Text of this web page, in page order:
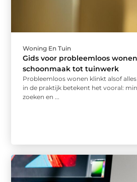
Woning En Tuin
Gids voor probleemloos
schoonmaak tot tuinwerk
Probleemloos wonen klinkt alsof
in de praktijk betekent het vooral:
zoeken en ...